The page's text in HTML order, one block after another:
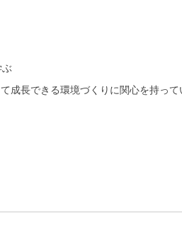
成長できる環境づくりに関心を持って